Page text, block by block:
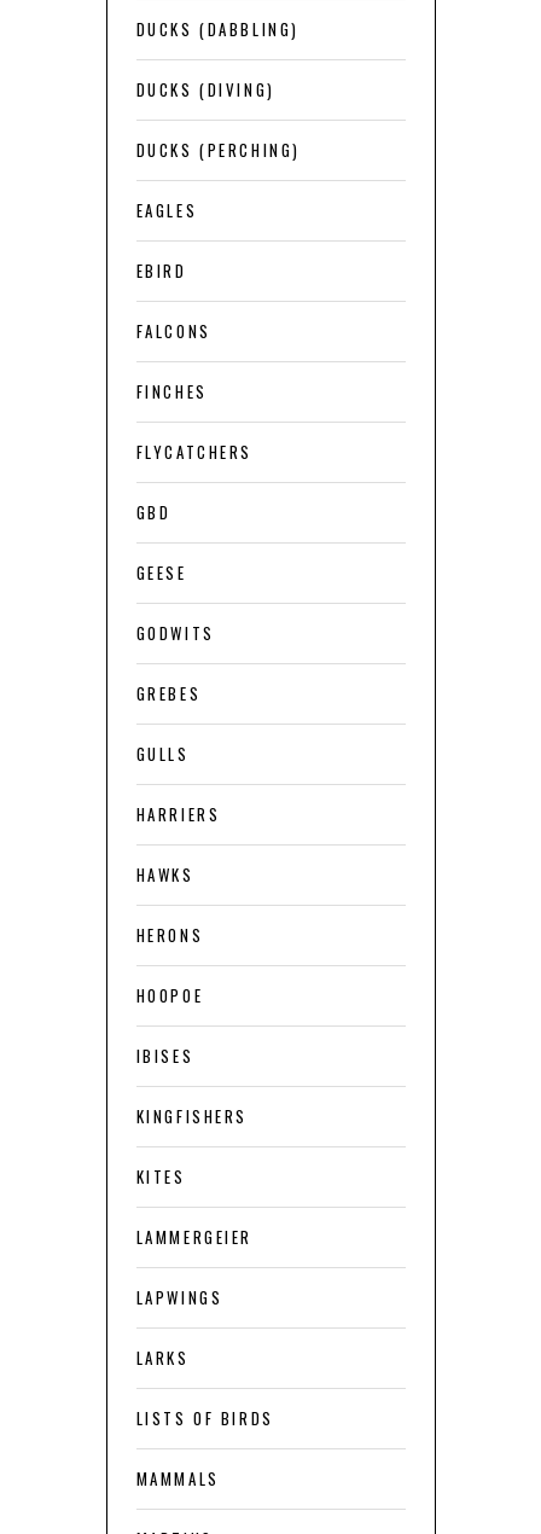
DUCKS (DABBLING)
DUCKS (DIVING)
DUCKS (PERCHING)
EAGLES
EBIRD
FALCONS
FINCHES
FLYCATCHERS
GBD
GEESE
GODWITS
GREBES
GULLS
HARRIERS
HAWKS
HERONS
HOOPOE
IBISES
KINGFISHERS
KITES
LAMMERGEIER
LAPWINGS
LARKS
LISTS OF BIRDS
MAMMALS